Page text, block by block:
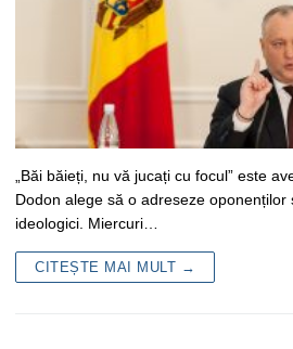
„Băi băieți, nu vă jucați cu focul” este
Dodon alege să o adreseze oponenților
ideologici. Miercuri…
CITEȘTE MAI MULT →